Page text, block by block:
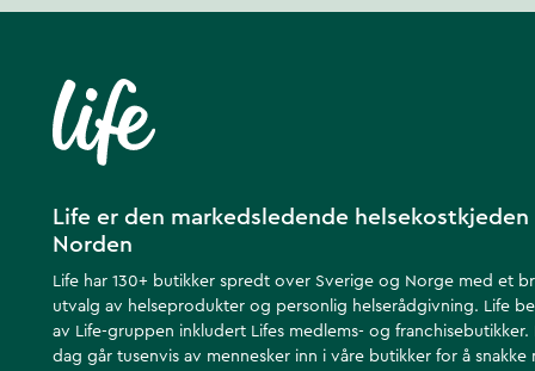
Life er den markedsledende helsekostkjeden
Norden
Life har 130+ butikker spredt over Sverige og Norge med et
utvalg av helseprodukter og personlig helserådgivning. Life
av Life-gruppen inkludert Lifes medlems- og franchisebutikker.
dag går tusenvis av mennesker inn i våre butikker for å snakke